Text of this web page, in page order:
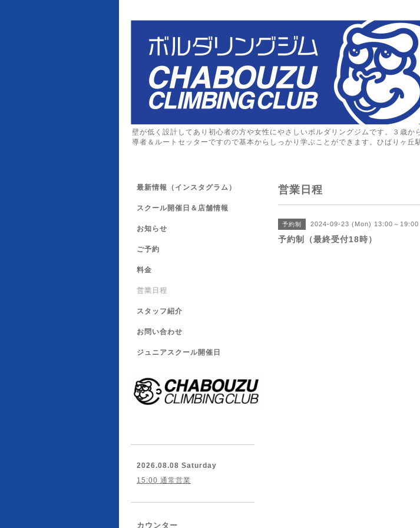
壁が低く設計してあり初心者の方や女性にやさしいボルダリングジムです。３歳
導者＆ルートセッターですので基本からしっかり学ぶことができます。ひばりヶ丘
営業日程
予約制 2024-09-23 (Mon) 13:00～19:00
予約制（最終受付18時）
最新情報（インスタグラム）
スクール開催日＆店舗情報
お知らせ
ご予約
料金
営業日程
スタッフ紹介
お問い合わせ
ジュニアスクール開催日
2026.08.08 Saturday
15:00 通常営業
カウンター